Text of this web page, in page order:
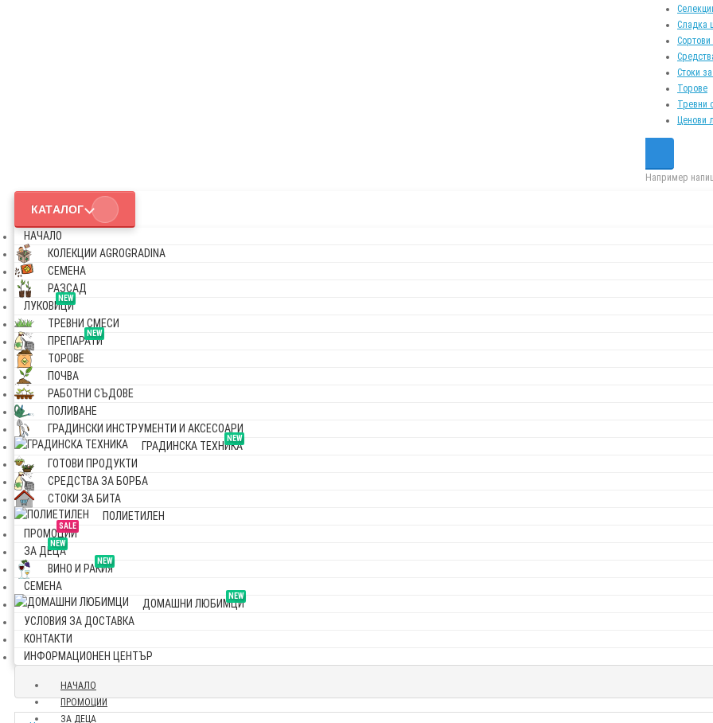
Сладка
Стоки
Торове
Тревни
Ценови
Например
КАТАЛОГ
НАЧАЛО
КОЛЕКЦИИ AGROGRADINA
СЕМЕНА
РАЗСАД
NEW
ЛУКОВИЦИ
ТРЕВНИ СМЕСИ
NEW
ПРЕПАРАТИ
ТОРОВЕ
ПОЧВА
РАБОТНИ СЪДОВЕ
ПОЛИВАНЕ
ГРАДИНСКИ ИНСТРУМЕНТИ И АКСЕСОАРИ
NEW
ГРАДИНСКА ТЕХНИКА
ГОТОВИ ПРОДУКТИ
СРЕДСТВА ЗА БОРБА
СТОКИ ЗА БИТА
ПОЛИЕТИЛЕН
SALE
ПРОМОЦИИ
NEW
ЗА ДЕЦА
NEW
ВИНО И РАКИЯ
СЕМЕНА
NEW
ДОМАШНИ ЛЮБИМЦИ
УСЛОВИЯ ЗА ДОСТАВКА
КОНТАКТИ
ИНФОРМАЦИОНЕН ЦЕНТЪР
НАЧАЛО
ПРОМОЦИИ
ЗА ДЕЦА